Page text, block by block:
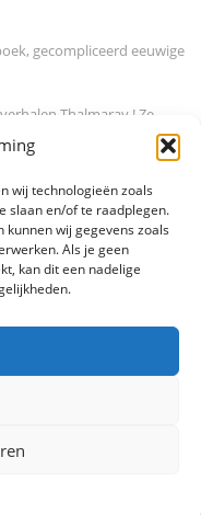
wij technologieën zoals
slaan en/of te raadplegen.
wij gegevens zoals
Als je geen
kan dit een nadelige
gecompliceerd eeuwige
Thalmaray ! Ze
eenzaamheid herken ik